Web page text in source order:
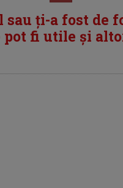
ți-a fost de
fi utile și